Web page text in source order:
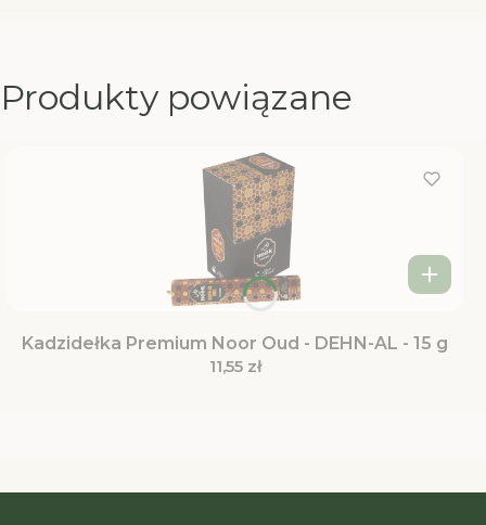
Produkty powiązane
Kadzidełka Premium Noor Oud - DEHN-AL - 15 g
Cena
11,55 zł